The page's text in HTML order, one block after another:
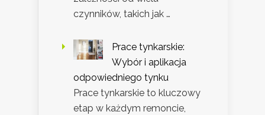
czynników, takich jak …
Prace tynkarskie:
Wybór i aplikacja
odpowiedniego tynku
Prace tynkarskie to kluczowy
etap w każdym remoncie,